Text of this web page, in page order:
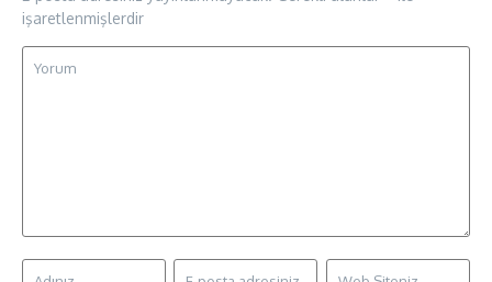
işaretlenmişlerdir